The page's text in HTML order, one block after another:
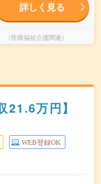
詳しく見る
医療福祉介護関連）
万円】
WEB登録OK